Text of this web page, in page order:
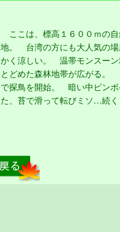
ここは、標高１６００ｍの
地。 台湾の方にも大人気の場
かく涼しい。 温帯モンスーン
とどめた森林地帯が広がる。
で探鳥を開始。 暗い中ピン
た、苔で滑って転びミソ…続く